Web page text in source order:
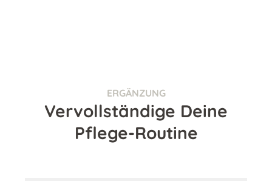
ERGÄNZUNG
Vervollständige Deine
Pflege-Routine